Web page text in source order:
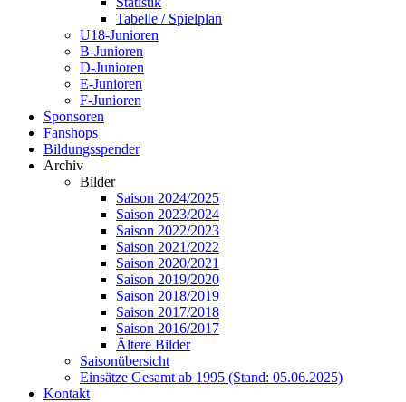
Tabelle / Spielplan
U18-Junioren
B-Junioren
D-Junioren
E-Junioren
F-Junioren
Sponsoren
Fanshops
Bildungsspender
Archiv
Bilder
Saison 2024/2025
Saison 2023/2024
Saison 2022/2023
Saison 2021/2022
Saison 2020/2021
Saison 2019/2020
Saison 2018/2019
Saison 2017/2018
Saison 2016/2017
Ältere Bilder
Saisonübersicht
Einsätze Gesamt ab 1995 (Stand: 05.06.2025)
Kontakt